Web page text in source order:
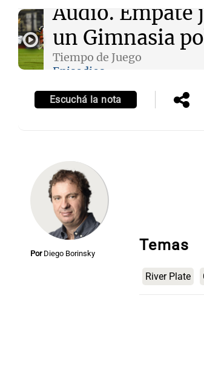
Audio. Empate
un Gimnasia
Tiempo de Juego
Episodios
Escuchá la nota
Por Diego Borinsky Temas
River Plate
Editorial